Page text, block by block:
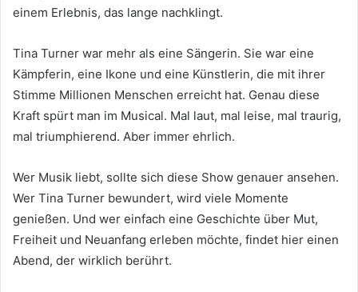
einem Erlebnis, das lange nachklingt.
Tina Turner war mehr als eine Sängerin. Sie war eine
Kämpferin, eine Ikone und eine Künstlerin, die mit ihrer
Stimme Millionen Menschen erreicht hat. Genau diese
Kraft spürt man im Musical. Mal laut, mal leise, mal traurig,
mal triumphierend. Aber immer ehrlich.
Wer Musik liebt, sollte sich diese Show genauer ansehen.
Wer Tina Turner bewundert, wird viele Momente
genießen. Und wer einfach eine Geschichte über Mut,
Freiheit und Neuanfang erleben möchte, findet hier einen
Abend, der wirklich berührt.